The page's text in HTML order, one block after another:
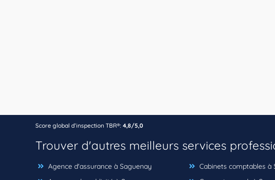
Score global d’inspection TBR®: 4,8/5,0
Trouver d'autres meilleurs services
Agence d'assurance à Saguenay
Cabinets comptables à